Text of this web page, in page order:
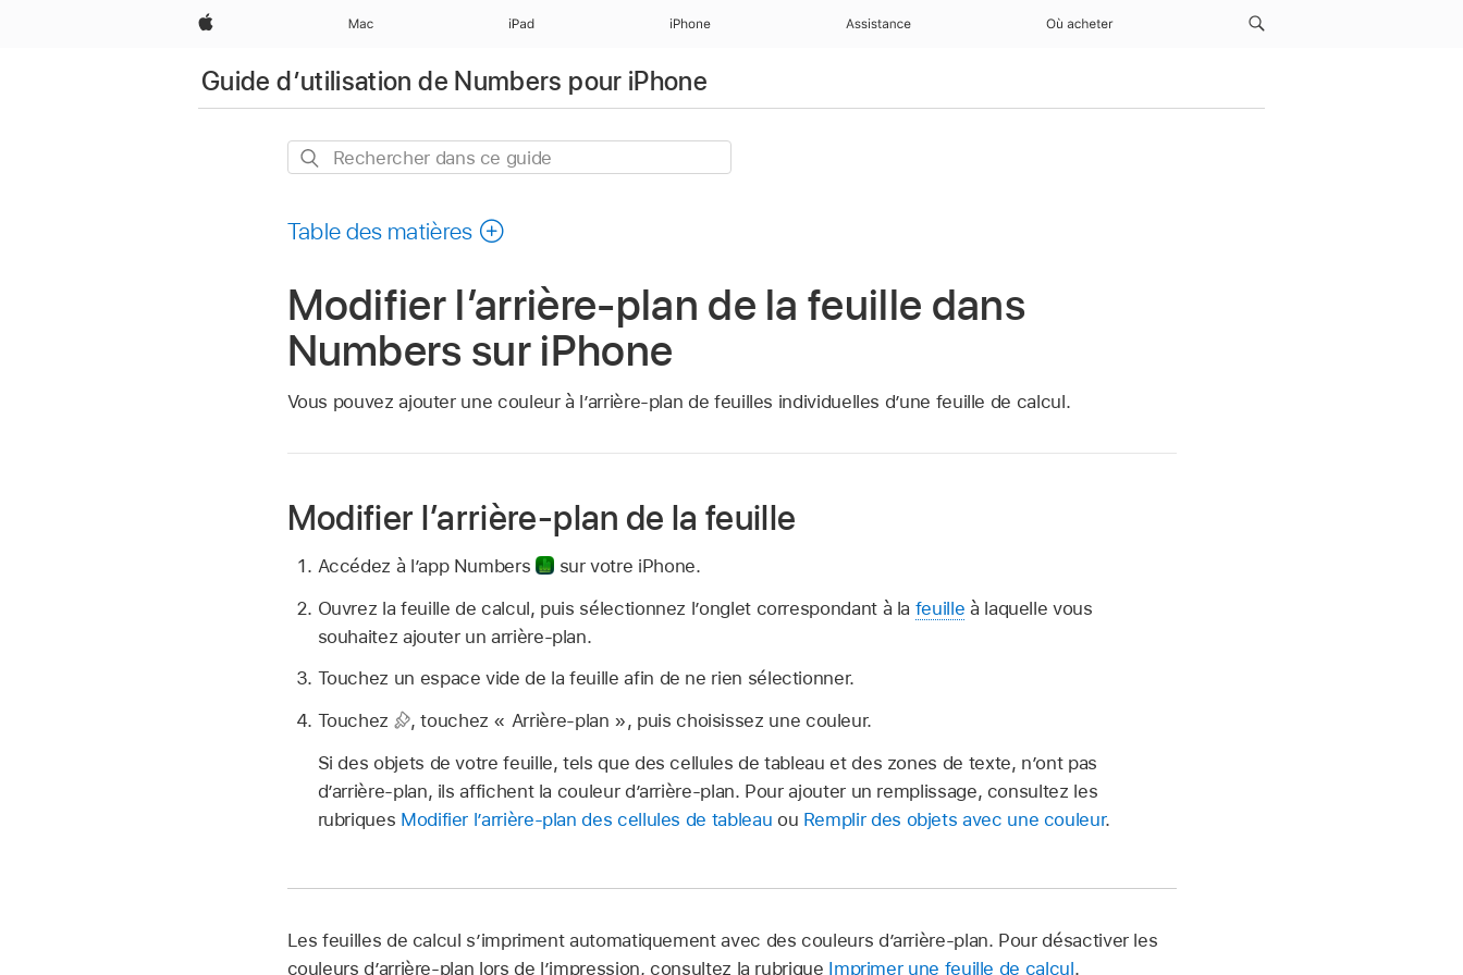
Apple Mac iPad iPhone Assistance Où acheter
Guide d’utilisation de Numbers pour iPhone
Rechercher
guide
Table des matières
Modifier l’arrière-plan de la feuille dans
Numbers sur iPhone
Vous pouvez ajouter une couleur à l’arrière-plan de feuilles individuelles d’une feuille de calcul.
Modifier l’arrière-plan de la feuille
Accédez à l’app Numbers
sur votre iPhone.
Ouvrez la feuille de calcul, puis sélectionnez l’onglet correspondant à la feuille à laquelle vous
souhaitez ajouter un arrière-plan.
Touchez un espace vide de la feuille afin de ne rien sélectionner.
Touchez
,touchez « Arrière-plan », puis choisissez une couleur.
Si des objets de votre feuille, tels que des cellules de tableau et des zones de texte, n’ont pas
d’arrière-plan, ils affichent la couleur d’arrière-plan. Pour ajouter un remplissage, consultez les
rubriques Modifier l’arrière-plan des cellules de tableau ou Remplir des objets avec une couleur.
Les feuilles de calcul s’impriment automatiquement avec des couleurs d’arrière-plan. Pour désactiver les
couleurs d’arrière-plan lors de l’impression, consultez la rubrique Imprimer une feuille de calcul.